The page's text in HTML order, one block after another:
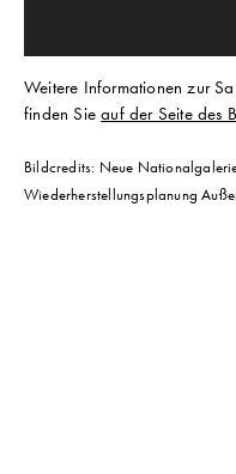
Weitere Informationen zur
finden Sieauf der Seite des
Bildcredits: Neue
Wiederherstellungsplanung